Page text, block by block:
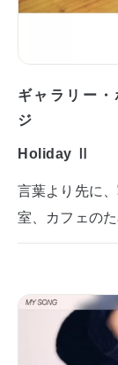
ギャラリー
ジ
Holiday Ⅱ
言葉より先に
室、カフェの